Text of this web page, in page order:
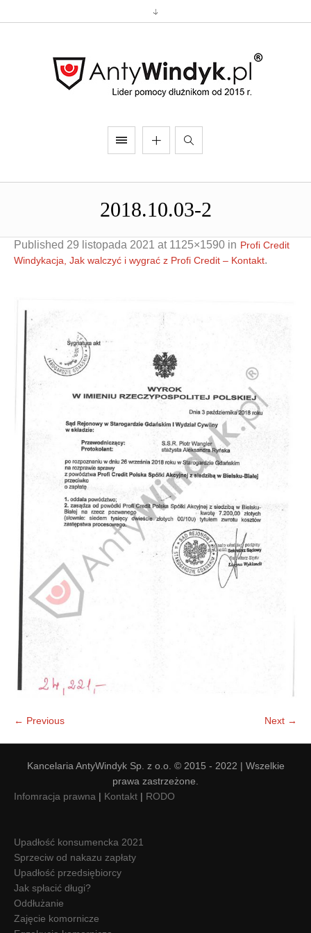
Doradztwo prawne
Doradztwo & konsulting
Negocjacje z wierzycielami
Doradztwo & konsulting
2018.10.03-2
Published 29 listopada 2021 at 1125×1590 in Profi Credit
Windykacja, Jak walczyć i wygrać z Profi Credit – Kontakt.
← Previous Next →
Kancelaria AntyWindyk Sp. z o.o. © 2015 - 2022 | Wszelkie
prawa zastrzeżone.
Infomracja prawna | Kontakt | RODO
Upadłość konsumencka 2021
Sprzeciw od nakazu zapłaty
Upadłość przedsiębiorcy
Jak spłacić długi?
Oddłużanie
Zajęcie komornicze